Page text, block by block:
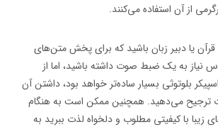
از آن استفاده می‌کنند.
یا دبیر زبان باشید که برای پخش متن‌های
نیاز به یک ضبط صوت داشته باشید، اما از
بلوتوثی بسیار ساده‌تر خواهد بود، داشتن آن
ترجیح می‌دهید. همچنین ممکن است به هنگام
زیبا با کیفیتی مطلوب و دلخواه لذت ببرید به